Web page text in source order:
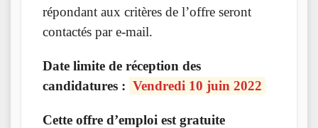
répondant aux critères de l’offre seront
contactés par e-mail.
Date limite de réception des
candidatures : Vendredi 10 juin 2022
Cette offre d’emploi est gratuite